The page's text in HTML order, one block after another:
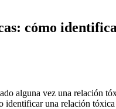
cómo
alguna vez una relación
identificar una relación